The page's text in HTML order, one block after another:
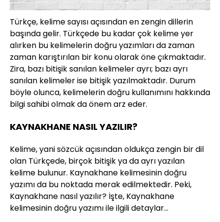
Türkçe, kelime sayısı açısından en zengin dillerin
başında gelir. Türkçede bu kadar çok kelime yer
alırken bu kelimelerin doğru yazımları da zaman
zaman karıştırılan bir konu olarak öne çıkmaktadır.
Zira, bazı bitişik sanılan kelimeler ayrı; bazı ayrı
sanılan kelimeler ise bitişik yazılmaktadır. Durum
böyle olunca, kelimelerin doğru kullanımını hakkında
bilgi sahibi olmak da önem arz eder.
KAYNAKHANE NASIL YAZILIR?
Kelime, yani sözcük açısından oldukça zengin bir dil
olan Türkçede, birçok bitişik ya da ayrı yazılan
kelime bulunur. Kaynakhane kelimesinin doğru
yazımı da bu noktada merak edilmektedir. Peki,
Kaynakhane nasıl yazılır? İşte, Kaynakhane
kelimesinin doğru yazımı ile ilgili detaylar…